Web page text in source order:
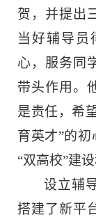
贺，并提出
当好辅导员
心，服务同
带头作用。
是责任，希
育英才”的
“双高校”建
设立辅
搭建了新平